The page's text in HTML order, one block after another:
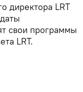
директора LRT
свои программы
LRT.